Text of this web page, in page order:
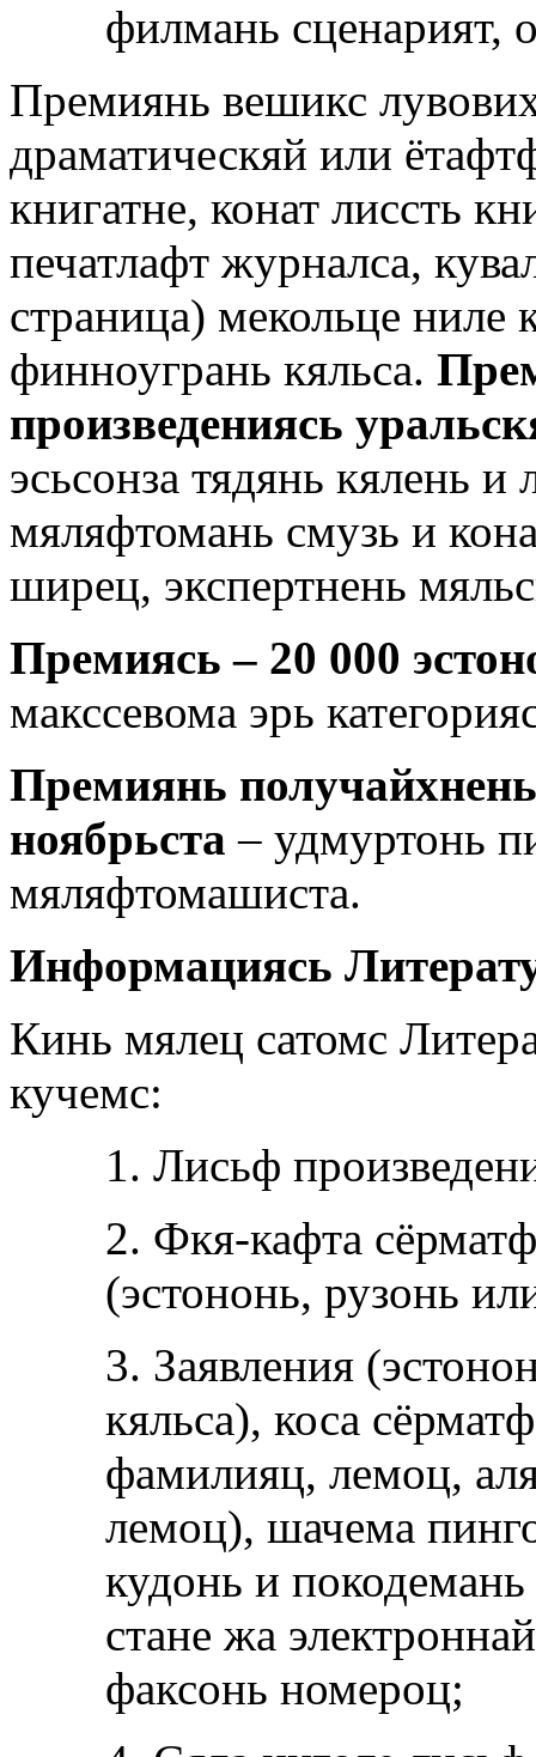
филмань сценарият,
Премиянь вешикс
драматическяй или
книгатне, конат лиссть
печатлафт журналса,
страница) мекольце ниле
финноугрань кяльса.
произведениясь
эсьсонза тядянь кялень
мяляфтомань смузь и
ширец, экспертнень
Премиясь – 20 000
макссевома эрь
Премиянь
ноябрьста – удмуртонь
мяляфтомашиста.
Информациясь
Кинь мялец сатомс
кучемс:
1. Лисьф
2. Фкя-кафта
(эстононь, рузонь
3. Заявления
кяльса), коса
фамилияц, лемоц,
лемоц), шачема
кудонь и
стане жа
факсонь номероц;